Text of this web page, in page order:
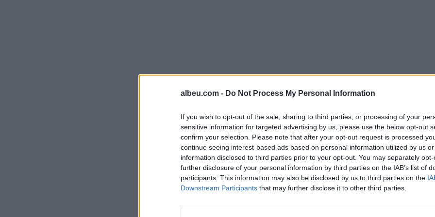
albeu.com - Do Not Process My Personal Information
If you wish to opt-out of the sale, sharing to third parties, or processing of your
sensitive information for targeted advertising by us, please use the below opt-out
confirm your selection. Please note that after your opt-out request is processed
continue seeing interest-based ads based on personal information utilized by us
information disclosed to third parties prior to your opt-out. You may separately
further disclosure of your personal information by third parties on the IAB’s list of
participants. This information may also be disclosed by us to third parties on the
Downstream Participants that may further disclose it to other third parties.